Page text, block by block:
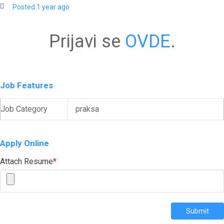
Posted 1 year ago
Prijavi se OVDE.
Job Features
Job Category praksa
Apply Online
Attach Resume*
Submit